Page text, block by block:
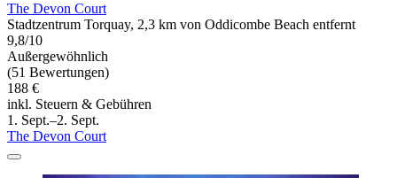
The Devon Court
Stadtzentrum Torquay, 2,3 km von Oddicombe Beach entfernt
9,8/10
Außergewöhnlich
(51 Bewertungen)
188 €
inkl. Steuern & Gebühren
1. Sept.–2. Sept.
The Devon Court